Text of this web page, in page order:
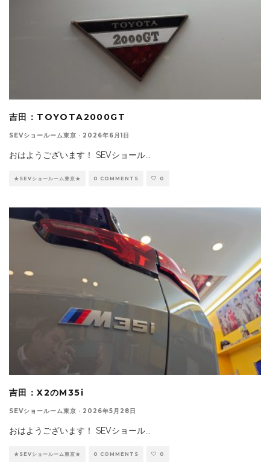
吉田：TOYOTA2000GT
SEVショールーム東京 · 2026年6月1日
おはようございます！ SEVショール
★SEVショールーム東京★ 0 COMMENTS 0
吉田：X2のM35i
SEVショールーム東京 · 2026年5月28日
おはようございます！ SEVショール...
★SEVショールーム東京★ 0 COMMENTS 0